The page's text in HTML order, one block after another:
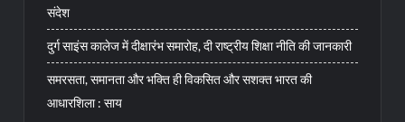
संदेश
दुर्ग साइंस कालेज में दीक्षारंभ समारोह, दी राष्ट्रीय शिक्षा नीति की जानकारी
समरसता, समानता और भक्ति ही विकसित और सशक्त भारत की
आधारशिला : साय